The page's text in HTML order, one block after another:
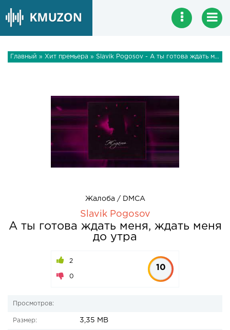
Главный » Хит премьера » Slavik Pogosov - А ты готова ждать меня, ждать меня до утра
Жалоба / DMCA
Slavik Pogosov
А ты готова ждать меня, ждать меня
до утра
2
0
10
Просмотров:
Размер: 3,35 MB